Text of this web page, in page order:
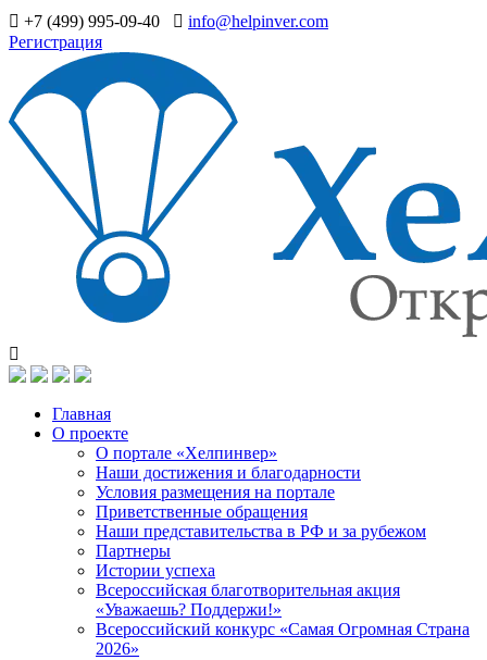
+7 (499) 995-09-40
info@helpinver.com
Регистрация
Главная
О проекте
О портале «Хелпинвер»
Наши достижения и благодарности
Условия размещения на портале
Приветственные обращения
Наши представительства в РФ и за рубежом
Партнеры
Истории успеха
Всероссийская благотворительная акция
«Уважаешь? Поддержи!»
Всероссийский конкурс «Самая Огромная Страна
2026»